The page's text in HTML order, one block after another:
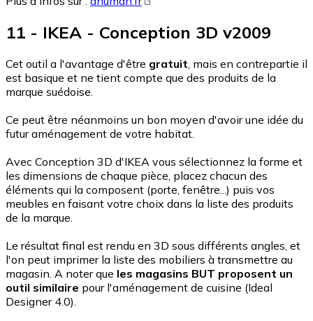
11 - IKEA - Conception 3D v2009
Cet outil a l'avantage d'être gratuit , mais en contrepartie il
est basique et ne tient compte que des produits de la
marque suédoise.
Ce peut être néanmoins un bon moyen d'avoir une idée du
futur aménagement de votre habitat.
Avec Conception 3D d'IKEA vous sélectionnez la forme et
les dimensions de chaque pièce, placez chacun des
éléments qui la composent (porte, fenêtre...) puis vos
meubles en faisant votre choix dans la liste des produits
de la marque.
Le résultat final est rendu en 3D sous différents angles, et
l'on peut imprimer la liste des mobiliers à transmettre au
magasin. A noter que les magasins BUT proposent un
outil similaire pour l'aménagement de cuisine (Ideal
Designer 4.0).